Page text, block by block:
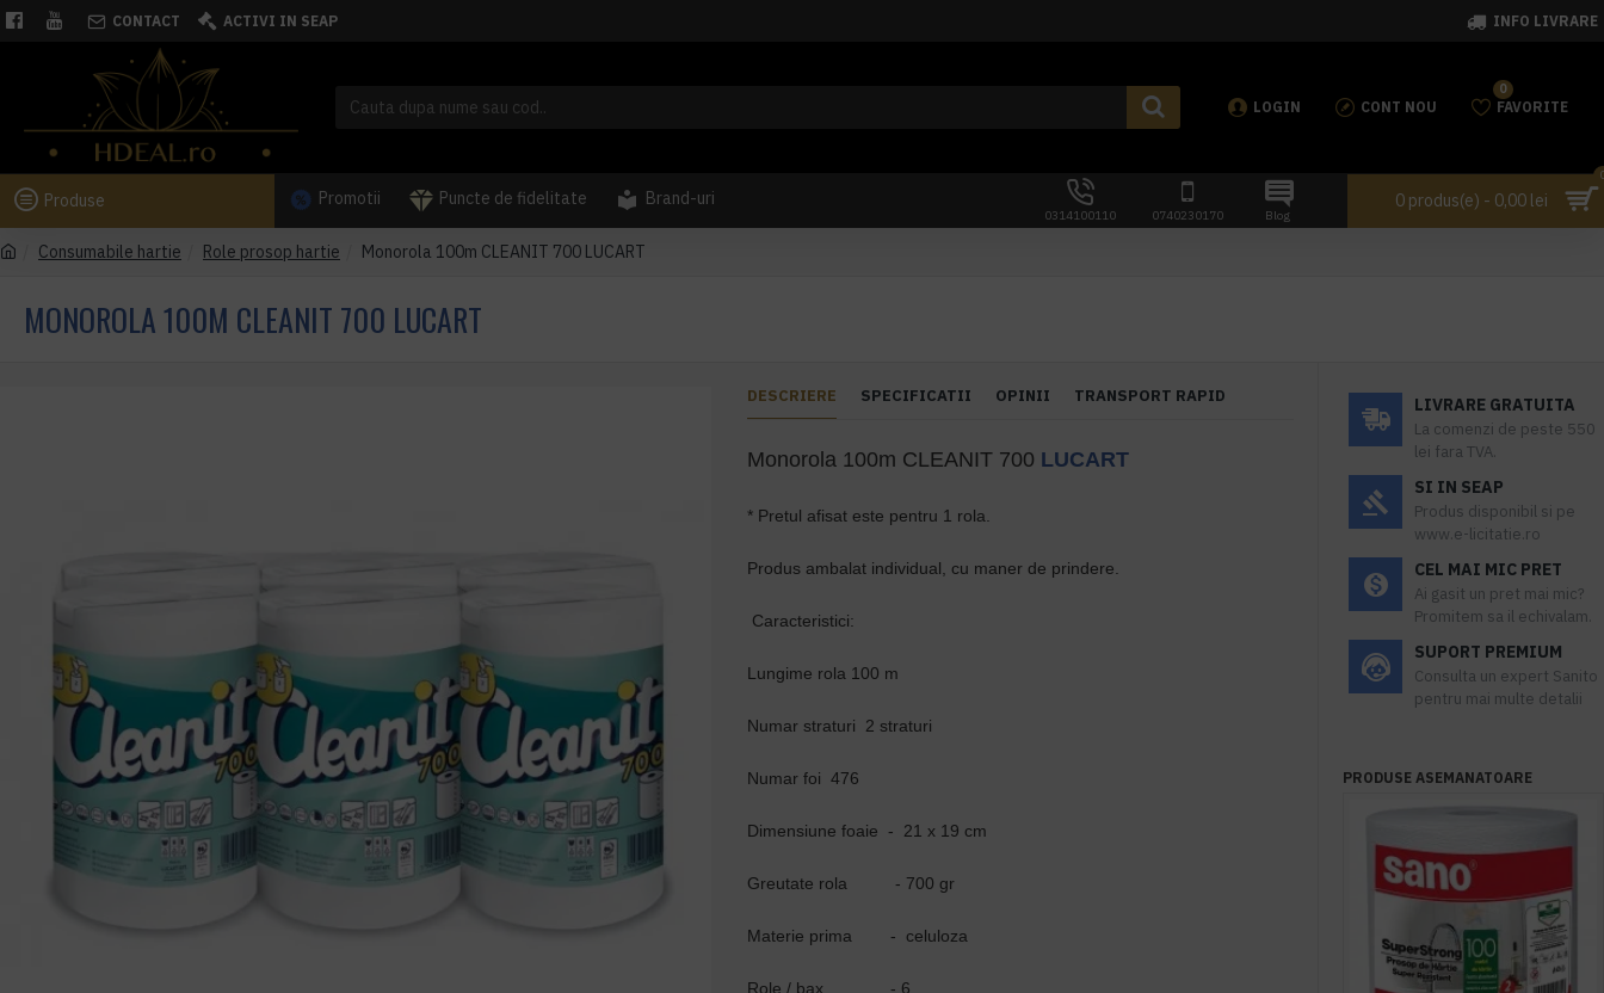
CONTACT ACTIVI IN SEAP INFO LIVRARE
LOGIN CONT NOU FAVORITE
0
Produse Promotii Puncte de fidelitate Brand-uri
0314100110 0740230170 Blog
0 produs(e) - 0,00 lei
Consumabile hartie Role prosop hartie Monorola 100m CLEANIT 700 LUCART
MONOROLA 100M CLEANIT 700 LUCART
DESCRIERE SPECIFICATII OPINII TRANSPORT RAPID
Monorola 100m CLEANIT 700 LUCART
* Pretul afisat este pentru 1 rola.
Produs ambalat individual, cu maner de prindere.
Caracteristici:
Lungime rola 100 m
Numar straturi 2 straturi
Numar foi 476
Dimensiune foaie - 21 x 19 cm
Greutate rola - 700 gr
Materie prima - celuloza
Role / bax - 6
LIVRARE GRATUITA
La comenzi de peste 550
lei fara TVA.
SI IN SEAP
Produs disponibil si pe
www.e-licitatie.ro
CEL MAI MIC PRET
Ai gasit un pret mai mic?
Promitem sa il echivalam.
SUPORT PREMIUM
Consulta un expert Sanito
pentru mai multe detalii
PRODUSE ASEMANATOARE